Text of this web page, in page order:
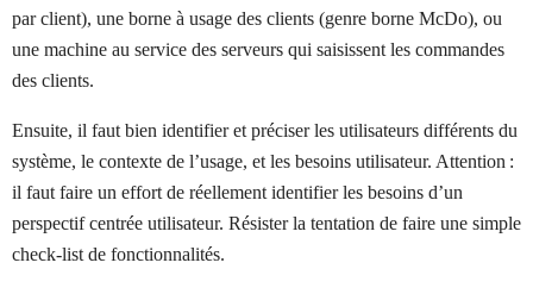
par client), une borne à usage des clients (genre borne McDo), ou
une machine au service des serveurs qui saisissent les commandes
des clients.
Ensuite, il faut bien identifier et préciser les utilisateurs différents du
système, le contexte de l’usage, et les besoins utilisateur. Attention :
il faut faire un effort de réellement identifier les besoins d’un
perspectif centrée utilisateur. Résister la tentation de faire une simple
check-list de fonctionnalités.